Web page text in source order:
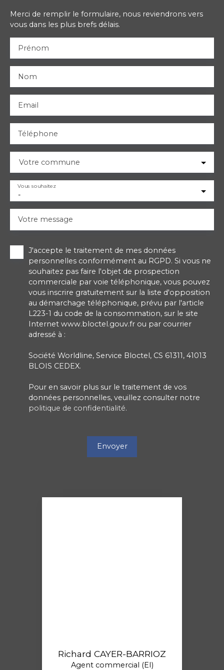
Merci de remplir le formulaire, nous reviendrons vers
vous dans les plus brefs délais.
Prénom
Nom
Email
Téléphone
Votre commune
-
Vous souhaitez
Votre message
J'accepte le traitement de mes données
personnelles conformément au RGPD. Si vous ne
souhaitez pas faire l'objet de prospection
commerciale par voie téléphonique, vous pouvez
vous inscrire gratuitement sur la liste d'opposition
au démarchage téléphonique, prévu par l'article
L223-1 du code de la consommation, sur le site
Internet www.bloctel.gouv.fr ou par courrier
adressé à :
Société Worldline, Service Bloctel, CS 61311, 41013
BLOIS CEDEX.
Pour en savoir plus sur le traitement de vos
données personnelles, veuillez consulter notre
politique de confidentialité.
Envoyer
Richard CAYER-BARRIOZ
Agent commercial (EI)